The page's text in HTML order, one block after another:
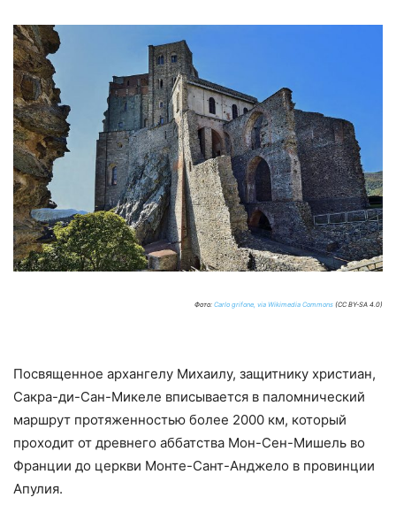
Фото: Carlo grifone, via Wikimedia Commons (CC BY-SA 4.0)
Посвященное архангелу Михаилу, защитнику христиан,
Сакра-ди-Сан-Микеле вписывается в паломнический
маршрут протяженностью более 2000 км, который
проходит от древнего аббатства Мон-Сен-Мишель во
Франции до церкви Монте-Сант-Анджело в провинции
Апулия.